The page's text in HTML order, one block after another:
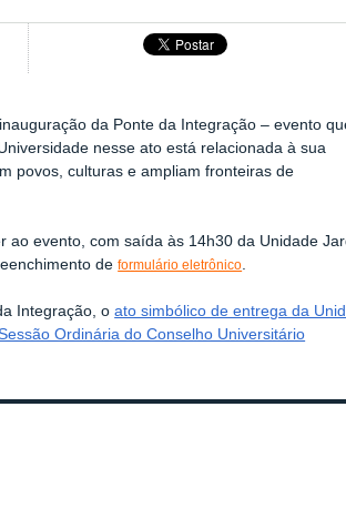
da Ponte da Integração – evento
nesse ato está relacionada à sua
povos, culturas e ampliam fronteiras de
ao evento, com saída às 14h30 da Unidade
deformulário eletrônico
Integração,oato simbólico de entrega da
Ordinária do Conselho Universitário